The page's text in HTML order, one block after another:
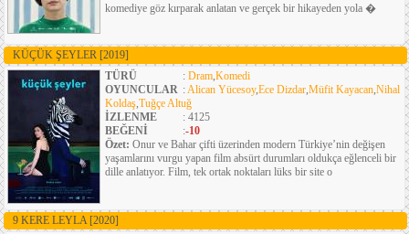
komediye göz kırparak anlatan ve gerçek bir hikayeden yola �
KÜÇÜK ŞEYLER [2019]
TÜRÜ
: Dram,Komedi
OYUNCULAR :Alican Yücesoy,Ece Dizdar,Müfit Kayacan,Nihal
Koldaş,Tuğçe Altuğ
İZLENME
: 4125
BEĞENİ
:-10
Özet: Onur ve Bahar çifti üzerinden modern Türkiye’nin değişen
yaşamlarını vurgu yapan film absürt durumları oldukça eğlenceli bir
dille anlatıyor. Film, tek ortak noktaları lüks bir site o
9 KERE LEYLA [2020]